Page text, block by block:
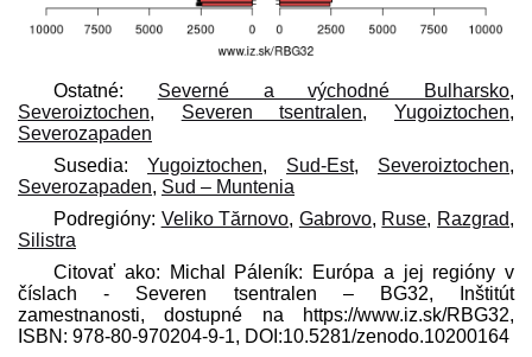
Ostatné: Severné a východné Bulharsko,
Severoiztochen, Severen tsentralen,Yugoiztochen,
Severozapaden
Susedia: Yugoiztochen, Sud-Est, Severoiztochen,
Severozapaden, Sud – Muntenia
Podregióny: Veliko Tărnovo, Gabrovo, Ruse, Razgrad,
Silistra
Citovať ako: Michal Páleník: Európa a jej regióny v
číslach - Severen tsentralen – BG32, Inštitút
zamestnanosti, dostupné na https://www.iz.sk/​RBG32,
ISBN: 978-80-970204-9-1, DOI:10.5281/zenodo.10200164